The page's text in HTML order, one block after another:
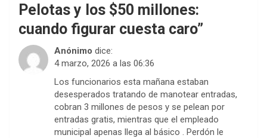
Pelotas y los $50 millones:
cuando figurar cuesta caro”
Anónimo dice:
4 marzo, 2026 a las 06:36
Los funcionarios esta mañana estaban
desesperados tratando de manotear entradas,
cobran 3 millones de pesos y se pelean por
entradas gratis, mientras que el empleado
municipal apenas llega al básico . Perdón le